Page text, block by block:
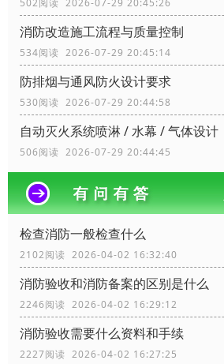
502阅读 2026-07-29 20:45:26
消防改造施工流程与质量控制
534阅读 2026-07-29 20:45:14
防排烟与通风防火设计要求
530阅读 2026-07-29 20:44:58
自动灭火系统喷淋 / 水幕 / 气体设计
506阅读 2026-07-29 20:44:45
检查消防一般检查什么
2102阅读 2026-04-02 16:32:40
消防验收和消防备案的区别是什么
2246阅读 2026-04-02 16:29:12
消防验收需要什么资料和手续
2227阅读 2026-04-02 16:27:25